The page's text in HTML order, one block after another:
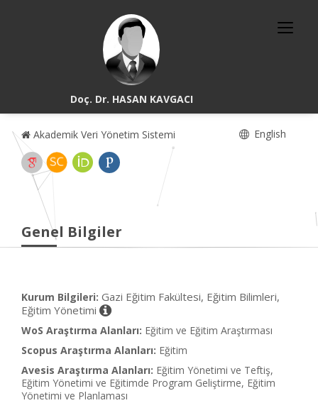
Doç. Dr. HASAN KAVGACI
Akademik Veri Yönetim Sistemi English
Genel Bilgiler
Kurum Bilgileri: Gazi Eğitim Fakültesi, Eğitim Bilimleri,
Eğitim Yönetimi
WoS Araştırma Alanları: Eğitim ve Eğitim Araştırması
Scopus Araştırma Alanları: Eğitim
Avesis Araştırma Alanları: Eğitim Yönetimi ve Teftiş,
Eğitim Yönetimi ve Eğitimde Program Geliştirme, Eğitim
Yönetimi ve Planlaması